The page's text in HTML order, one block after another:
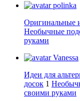
polinka
Оригинальные
Необычные
руками
Vanessa
Идеи для
досок 1
своими руками